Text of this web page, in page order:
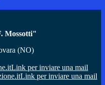
Mossotti"
(NO)
Link per inviare una mail
Link per inviare una mail